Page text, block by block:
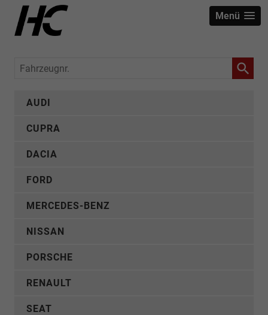
Menü
Fahrzeugnr.
AUDI
CUPRA
DACIA
FORD
MERCEDES-BENZ
NISSAN
PORSCHE
RENAULT
SEAT